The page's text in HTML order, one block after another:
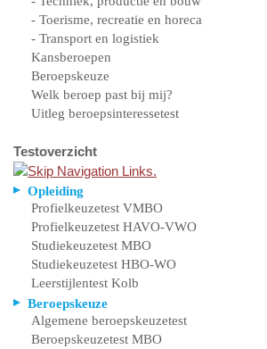
- Toerisme, recreatie en horeca
- Transport en logistiek
Kansberoepen
Beroepskeuze
Welk beroep past bij mij?
Uitleg beroepsinteressetest
Testoverzicht
Opleiding
Profielkeuzetest VMBO
Profielkeuzetest HAVO-VWO
Studiekeuzetest MBO
Studiekeuzetest HBO-WO
Leerstijlentest Kolb
Beroepskeuze
Algemene beroepskeuzetest
Beroepskeuzetest MBO